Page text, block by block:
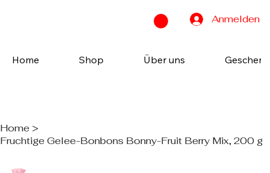
Anmelden
Home Shop Über uns
Home >
Fruchtige Gelee-Bonbons Bonny-Fruit Berry Mix, 200 g